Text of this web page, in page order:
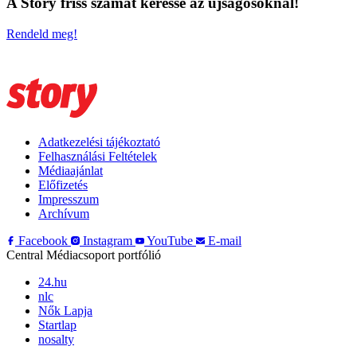
Rendeld meg!
Adatkezelési tájékoztató
Felhasználási Feltételek
Médiaajánlat
Előfizetés
Impresszum
Archívum
Facebook
Instagram YouTube
E-mail
Central Médiacsoport portfólió
24.hu
nlc
Nők Lapja
Startlap
nosalty